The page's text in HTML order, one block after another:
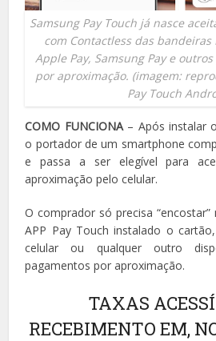
Samsung Pay Touch já nasce
com Contactless das bandeiras
Apple Pay, Samsung Pay e
por aproximação. (imagem:
Pay Touch
COMO FUNCIONA– Após instalar
o portador de um smartphone
e passa a ser elegível para
aproximação pelo celular.
O comprador só precisa
APP Pay Touch instalado o
celular ou qualquer outro
pagamentos por aproximação.
TAXAS
RECEBIMENTO EM,